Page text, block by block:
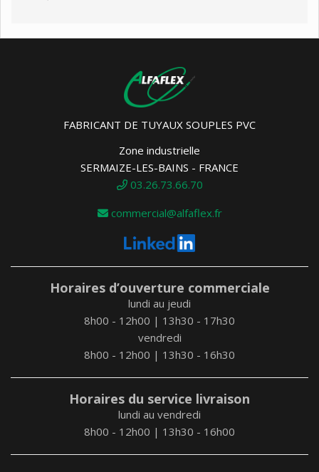
FABRICANT DE TUYAUX SOUPLES PVC
Zone industrielle
SERMAIZE-LES-BAINS - FRANCE
03.26.73.66.70
commercial@alfaflex.fr
Horaires d’ouverture commerciale
lundi au jeudi
8h00 - 12h00 | 13h30 - 17h30
vendredi
8h00 - 12h00 | 13h30 - 16h30
Horaires du service livraison
lundi au vendredi
8h00 - 12h00 | 13h30 - 16h00